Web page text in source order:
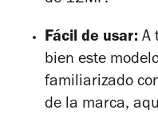
Fácil de usar: A
bien este
familiarizado
de la marca,